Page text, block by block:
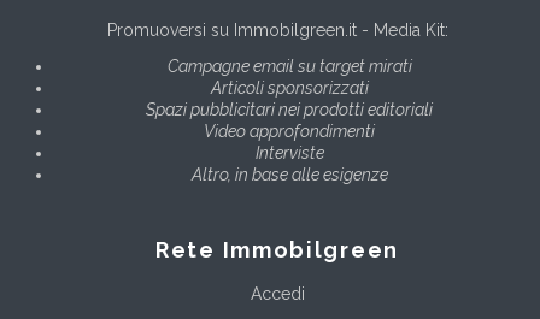
Promuoversi su Immobilgreen.it - Media Kit:
Campagne email su target mirati
Articoli sponsorizzati
Spazi pubblicitari nei prodotti editoriali
Video approfondimenti
Interviste
Altro, in base alle esigenze
Rete Immobilgreen
Accedi